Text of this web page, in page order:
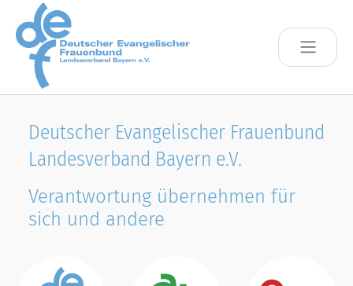
Skip to main content
Deutscher Evangelischer Frauenbund
Landesverband Bayern e.V.
Verantwortung übernehmen für
sich und andere